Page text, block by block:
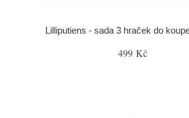
Lilliputiens - sada 3 hraček do
499 Kč